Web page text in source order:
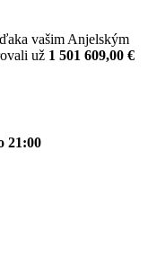
vašim Anjelským
už 1 501 609,00 €
21:00